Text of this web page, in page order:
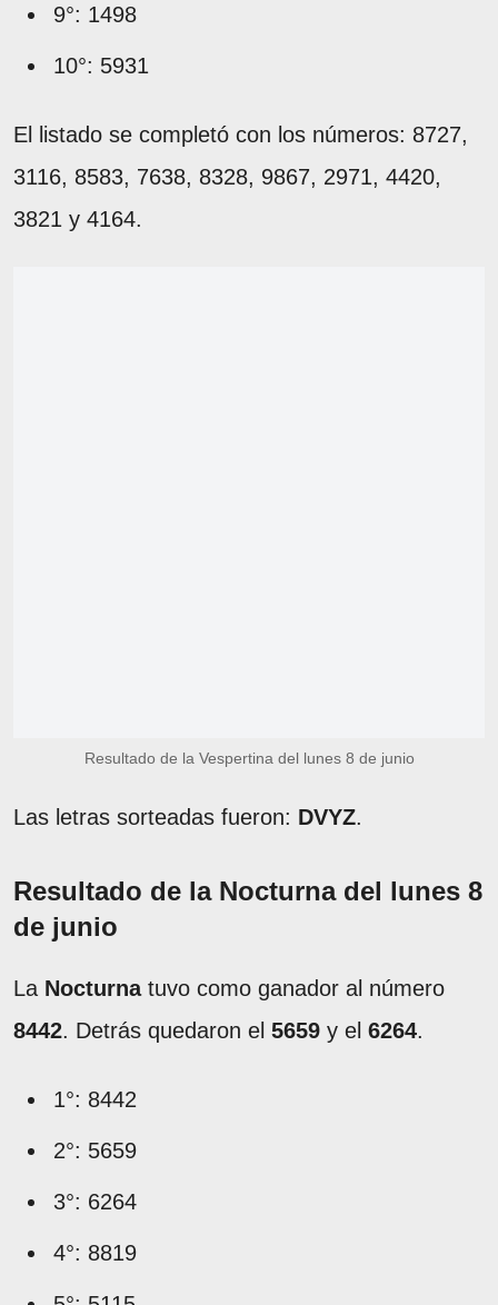
9°: 1498
10°: 5931
El listado se completó con los números: 8727,
3116, 8583, 7638, 8328, 9867, 2971, 4420,
3821 y 4164.
Resultado de la Vespertina del lunes 8 de junio
Las letras sorteadas fueron: DVYZ.
Resultado de la Nocturna del lunes 8
de junio
La Nocturnatuvo como ganador al número
8442. Detrás quedaron el 5659 y el 6264.
1°: 8442
2°: 5659
3°: 6264
4°: 8819